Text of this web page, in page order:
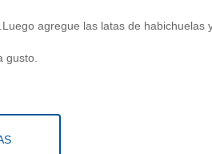
agregue las latas de habichuelas
gusto.